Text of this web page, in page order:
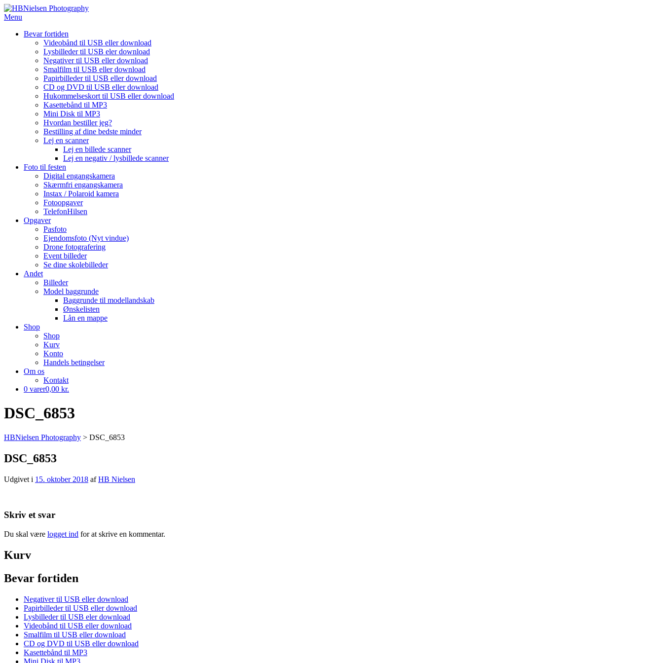
Spring
til
Menu
Bevar fortiden
Videobånd til USB eller download
Lysbilleder til USB eler download
Negativer til USB eller download
Smalfilm til USB eller download
Papirbilleder til USB eller download
CD og DVD til USB eller download
Hukommelseskort til USB eller download
Kasettebånd til MP3
Mini Disk til MP3
Hvordan bestiller jeg?
Bestilling af dine bedste minder
Lej en scanner
Lej en billede scanner
Lej en negativ / lysbillede scanner
Foto til festen
Digital engangskamera
Skærmfri engangskamera
Instax / Polaroid kamera
Fotoopgaver
TelefonHilsen
Opgaver
Pasfoto
Ejendomsfoto (Nyt vindue)
Drone fotografering
Event billeder
Se dine skolebilleder
Andet
Billeder
Model baggrunde
Baggrunde til modellandskab
Ønskelisten
Lån en mappe
Shop
Shop
Kurv
Konto
Handels betingelser
Om os
Kontakt
0 varer0,00 kr.
DSC_6853
HBNielsen Photography > DSC_6853
DSC_6853
Udgivet i 15. oktober 2018 afHB Nielsen
Skriv et svar
Du skal være logget ind for at skrive en kommentar.
Kurv
Bevar fortiden
Negativer til USB eller download
Papirbilleder til USB eller download
Lysbilleder til USB eler download
Videobånd til USB eller download
Smalfilm til USB eller download
CD og DVD til USB eller download
Kasettebånd til MP3
Mini Disk til MP3